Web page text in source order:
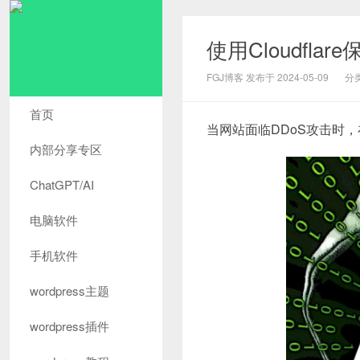
首页
内部分享专区
ChatGPT/AI
电脑软件
手机软件
wordpress主题
wordpress插件
使用Cloudflare
FGJ博客 发布于 2024-05-09 分
当网站面临DDoS攻击时